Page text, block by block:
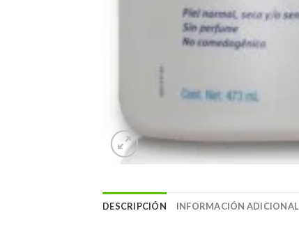
DESCRIPCIÓN INFORMACIÓN ADICIONAL